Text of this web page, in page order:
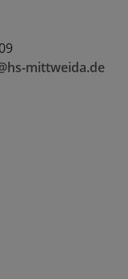
mittweida.de